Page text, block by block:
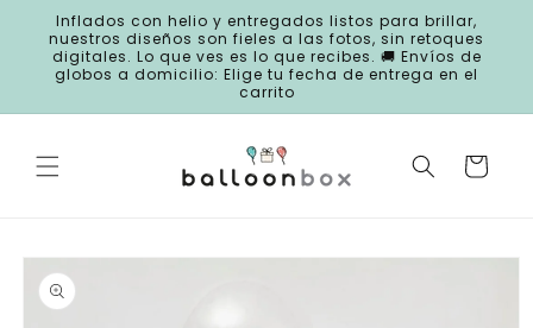
directamente
al contenido
Inflados con helio y entregados listos para brillar,
nuestros diseños son fieles a las fotos, sin retoques
digitales. Lo que ves es lo que recibes. 🚚 Envíos de
globos a domicilio: Elige tu fecha de entrega en el
carrito
Carrito
directamente
a la
información